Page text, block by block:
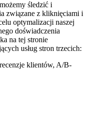
śledzić i
związane z kliknięciami i
optymalizacji naszej
doświadczenia
na tej stronie
usług stron trzecich:
klientów, A/B-